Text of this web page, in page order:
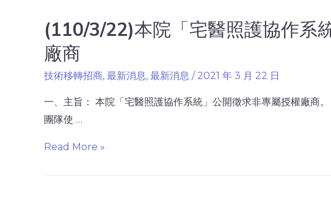
(110/3/22)本院「宅醫照護協作系
廠商
技術移轉招商, 最新消息, 最新消息 / 2021 年 3 月 22 日
一、主旨： 本院「宅醫照護協作系統」公開徵求非專屬授權廠商
團隊使 …
Read More »